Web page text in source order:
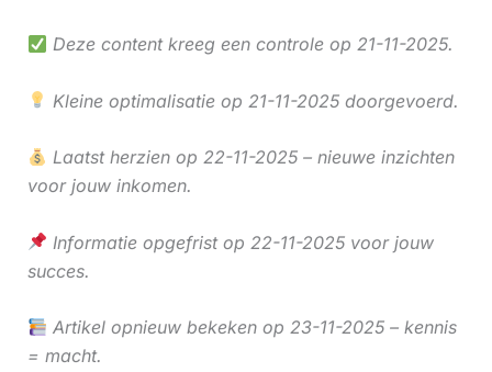
Deze content kreeg een controle op 21-11-2025.
Kleine optimalisatie op 21-11-2025 doorgevoerd.
Laatst herzien op 22-11-2025 – nieuwe inzichten
voor jouw inkomen.
Informatie opgefrist op 22-11-2025 voor jouw
succes.
Artikel opnieuw bekeken op 23-11-2025 – kennis
= macht.